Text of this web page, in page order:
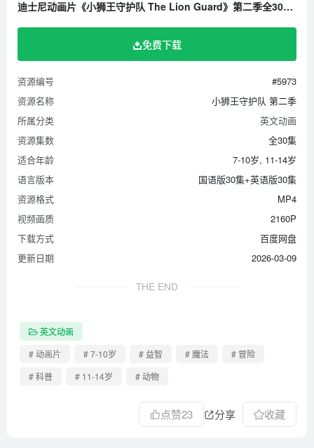
迪士尼动画片《小狮王守护队 The Lion Guard》第二季全30集 国语版30集+英语版30集 1080P/MP4/14.7G 百度云网盘下载
免费下载
资源编号
#5973
资源名称
小狮王守护队 第二季
所属分类
英文动画
资源集数
全30集
适合年龄
7-10岁, 11-14岁
语言版本
国语版30集+英语版30集
资源格式
MP4
视频画质
2160P
下载方式
百度网盘
更新日期
2026-03-09
THE END
英文动画
# 动画片
# 7-10岁 # 益智 # 魔法
# 冒险
# 科普
# 11-14岁 # 动物
点赞23 分享 收藏